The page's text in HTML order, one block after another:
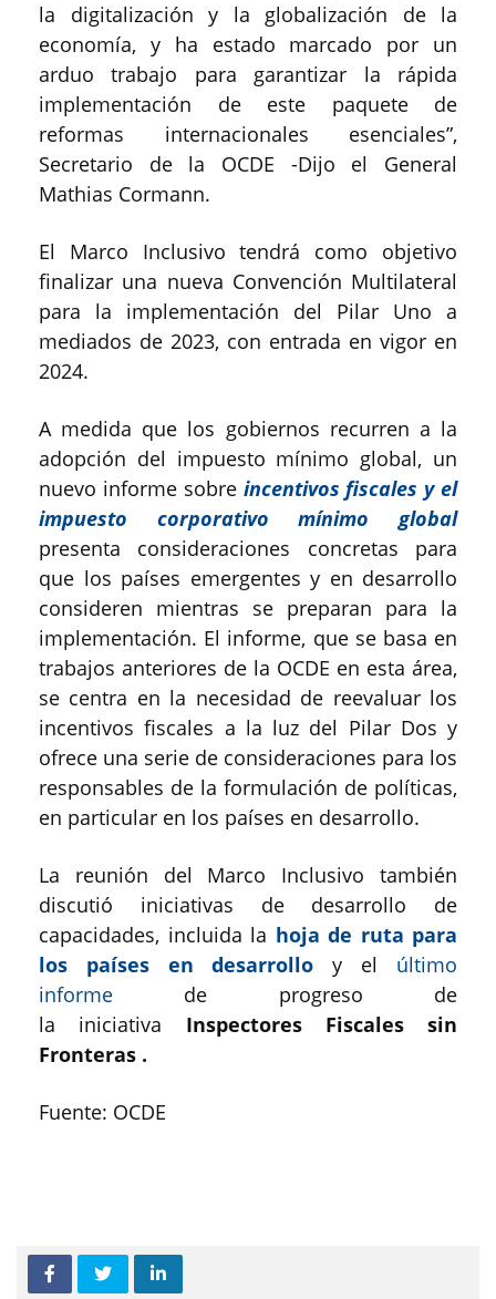
la digitalización y la globalización de la
economía, y ha estado marcado por un
arduo trabajo para garantizar la rápida
implementación de este paquete de
reformas internacionales esenciales”,
Secretario de la OCDE -Dijo el General
Mathias Cormann.
El Marco Inclusivo tendrá como objetivo
finalizar una nueva Convención Multilateral
para la implementación del Pilar Uno a
mediados de 2023, con entrada en vigor en
2024.
A medida que los gobiernos recurren a la
adopción del impuesto mínimo global, un
nuevo informe sobre incentivos fiscales y el
impuesto corporativo mínimo global
presenta consideraciones concretas para
que los países emergentes y en desarrollo
consideren mientras se preparan para la
implementación. El informe, que se basa en
trabajos anteriores de la OCDE en esta área,
se centra en la necesidad de reevaluar los
incentivos fiscales a la luz del Pilar Dos y
ofrece una serie de consideraciones para los
responsables de la formulación de políticas,
en particular en los países en desarrollo.
La reunión del Marco Inclusivo también
discutió iniciativas de desarrollo de
capacidades, incluida la hoja de ruta para
los países en desarrollo y el último
informe de progreso de
la iniciativa Inspectores Fiscales sin
Fronteras .
Fuente: OCDE